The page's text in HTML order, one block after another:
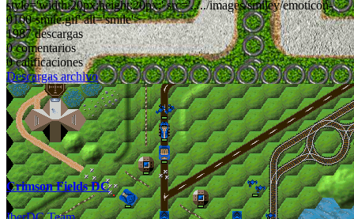
style='width:20px;height:20px;' src='../../images/smiley/emoticon-
0100-smile.gif' alt='smile'>
1987 descargas
0 comentarios
0 calificaciones
Descargas archivo
Crimson Fields DC